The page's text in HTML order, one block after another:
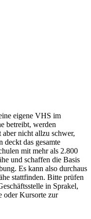
eigene VHS im
betreibt, werden
nicht allzu schwer,
deckt das gesamte
mit mehr als 2.800
und schaffen die Basis
Es kann also durchaus
stattfinden. Bitte prüfen
in Sprakel,
oder Kursorte zur